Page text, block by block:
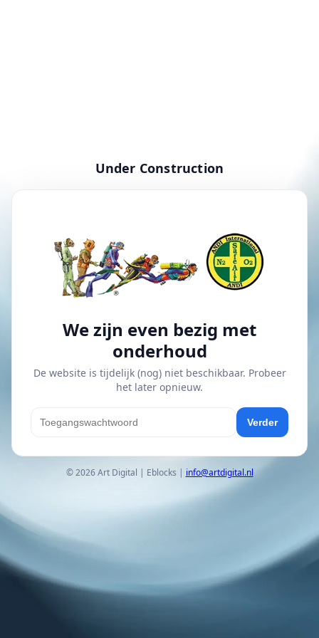
Under Construction
We zijn even bezig met
onderhoud
De website is tijdelijk (nog) niet beschikbaar. Probeer
het later opnieuw.
Verder
© 2026 Art Digital | Eblocks | info@artdigital.nl